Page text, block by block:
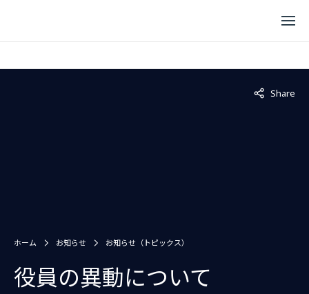
ホーム お知らせ お知らせ（トピックス）
役員の異動について
Share
Not